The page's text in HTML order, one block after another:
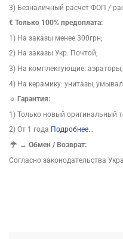
3) Безналичный расчет ФОП /
€ Только 100% предоплата:
1) На заказы менее 300грн;
2) На заказы Укр. Почтой;
3) На комплектующие:
4) На керамику: унитазы,
☼ Гарантия:
1) Только новый оригинальный
2) От 1 года Подробнее...
↔Обмен / Возврат:
Согласно законодательства